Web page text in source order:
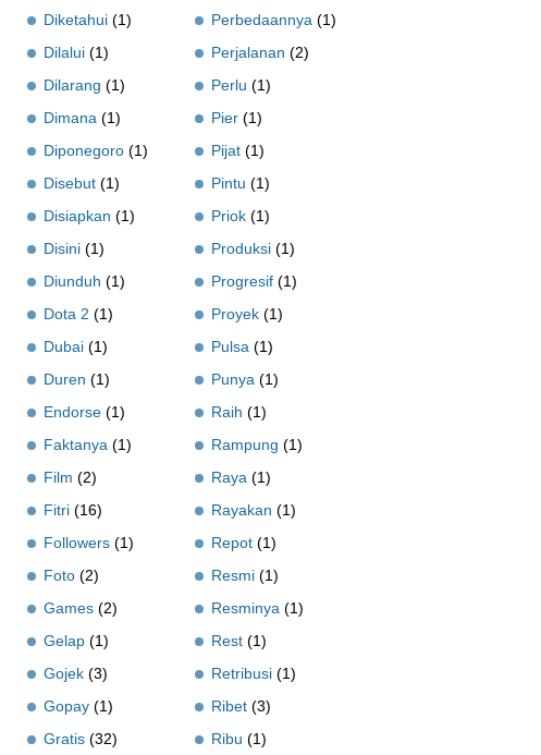
Diketahui (1)
Dilalui (1)
Dilarang (1)
Dimana (1)
Diponegoro (1)
Disebut (1)
Disiapkan (1)
Disini (1)
Diunduh (1)
Dota 2 (1)
Dubai (1)
Duren (1)
Endorse (1)
Faktanya (1)
Film (2)
Fitri (16)
Followers (1)
Foto (2)
Games (2)
Gelap (1)
Gojek (3)
Gopay (1)
Gratis (32)
Perbedaannya (1)
Perjalanan (2)
Perlu (1)
Pier (1)
Pijat (1)
Pintu (1)
Priok (1)
Produksi (1)
Progresif (1)
Proyek (1)
Pulsa (1)
Punya (1)
Raih (1)
Rampung (1)
Raya (1)
Rayakan (1)
Repot (1)
Resmi (1)
Resminya (1)
Rest (1)
Retribusi (1)
Ribet (3)
Ribu (1)